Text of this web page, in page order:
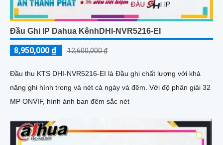
Đầu Ghi IP Dahua KênhDHI-NVR5216-EI
8,950,000 ₫ 12,600,000 ₫
Đầu thu KTS DHI-NVR5216-EI là Đầu ghi chất lượng với khả
năng ghi hình trong và nét cả ngày và đêm. Với độ phân giải 32
MP ONVIF, hình ảnh ban đêm sắc nét